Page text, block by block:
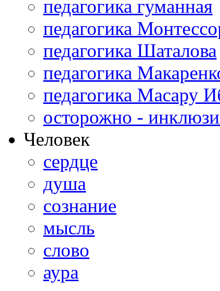
педагогика гуманная
педагогика
педагогика Шаталова
педагогика
педагогика Масару
осторожно -
Человек
сердце
душа
сознание
мысль
слово
аура